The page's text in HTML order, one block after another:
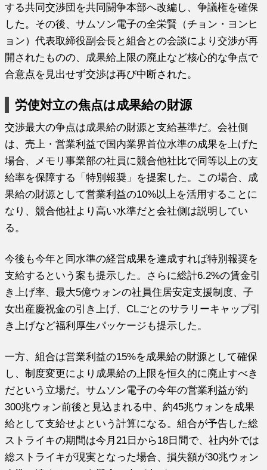
する共同交渉団を共同闘争本部へ改編し、争議権を確保
した。その後、サムソン電子の全栄賢（チョン・ヨンヒ
ョン）代表取締役副会長と組合との会談により交渉が再
開されたものの、成果給上限の廃止など核心的な争点で
合意点を見出せず交渉は再び中断された。
労使対立の焦点は成果給の財源
交渉最大の争点は成果給の財源と支給基準だ。会社側
は、売上・営業利益で国内業界首位水準の成果を上げた
場合、メモリ事業部の社員に競合他社比で同等以上の支
給率を保障する「特別報奨」を提案した。この場合、成
果給の財源として営業利益の10%以上を活用することに
なり、競合他社より高い水準だと会社側は説明してい
る。
今後も今年と同水準の経営成果を達成すれば特別報奨を
支給するという案も提示した。さらに総計6.2%の賃金引
き上げ率、最大5億ウォンの社員住居安定支援制度、子
女出産慶祝金の引き上げ、CLごとのサラリーキャップ引
き上げなど福利厚生パッケージも提示した。
一方、組合は営業利益の15%を成果給の財源として確保
し、制度変更により成果給の上限を恒久的に廃止すべき
だという立場だ。サムソン電子の今年の営業利益が約
300兆ウォン前後と見込まれる中、約45兆ウォンを成果
給として支給せよという計算になる。組合が予告した総
ストライキの期間は今月21日から18日間で、社内外では
総ストライキが現実となった場合、損失額が30兆ウォン